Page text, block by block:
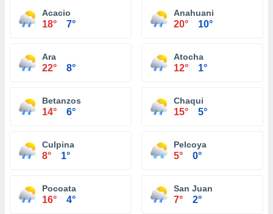
Acacio
18° 7°
Anahuani
20° 10°
Ara
22° 8°
Atocha
12° 1°
Betanzos
14° 6°
Chaqui
15° 5°
Culpina
8° 1°
Pelcoya
5° 0°
Pocoata
16° 4°
San Juan
7° 2°